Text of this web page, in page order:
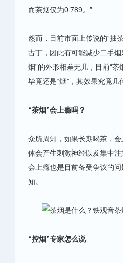
而茶烟仅为0.789。”
然而，目前市面上传说的“抽
古丁，因此有可能减少二手烟
烟”的外形相差无几，目前“
毕竟还是“烟”，其效果究竟
“茶烟”会上瘾吗？
众所周知，如果长期喝茶，
体会产生刺激神经以及集中
会上瘾也是目前备受争议的
知。
“控烟”专家怎么说